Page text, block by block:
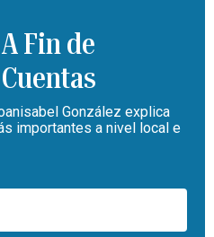
A Fin de
Cuentas
González explica
importantes a nivel local e